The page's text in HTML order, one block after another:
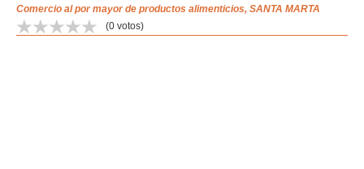
Comercio al por mayor de productos alimenticios, SANTA MARTA
(0 votos)